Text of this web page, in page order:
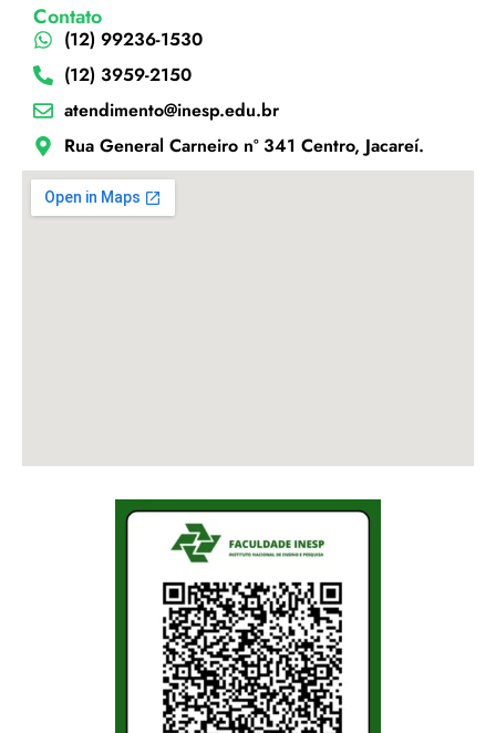
Contato
(12) 99236-1530
(12) 3959-2150
atendimento@inesp.edu.br
Rua General Carneiro nº 341 Centro, Jacareí.